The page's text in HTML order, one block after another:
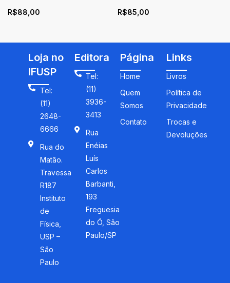
debates
R$88,00
transdisciplinariedade,
R$85,00
Loja no
IFUSP
Tel:
(11)
2648-
6666
Rua do
Matão.
Travessa
R187
Instituto
de
Física,
USP –
São
Paulo
Editora
Tel:
(11)
3936-
3413
Rua
Enéias
Luís
Carlos
Barbanti,
193
Freguesia
do Ó, São
Paulo/SP
Página
Home
Quem
Somos
Contato
Links
Livros
Política de
Privacidade
Trocas e
Devoluções